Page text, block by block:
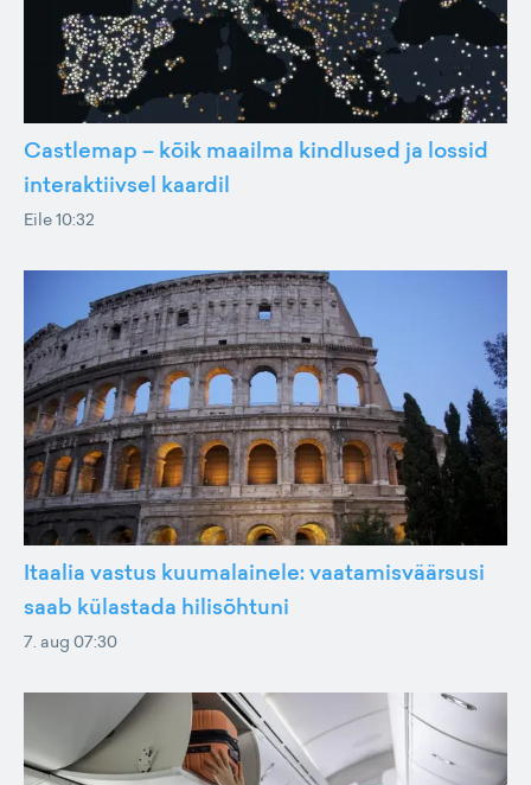
Castlemap – kõik maailma kindlused ja lossid
interaktiivsel kaardil
Eile 10:32
Itaalia vastus kuumalainele: vaatamisväärsusi
saab külastada hilisõhtuni
7. aug 07:30